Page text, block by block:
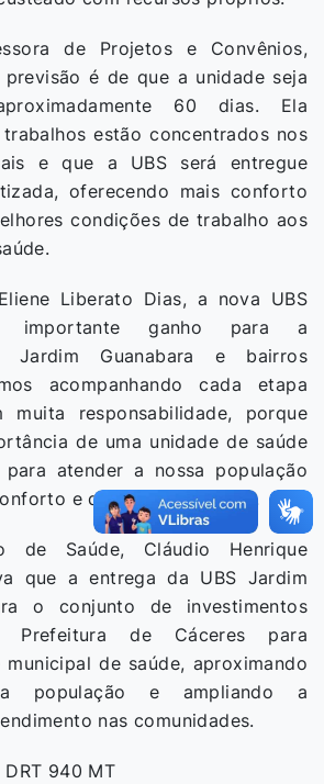
de Projetos e Convênios,
previsão é de que a unidade seja
60 dias. Ela
estão concentrados nos
e que a UBS será entregue
oferecendo mais conforto
condições de trabalho aos
Liberato Dias, a nova UBS
importante ganho para a
Jardim Guanabara e bairros
acompanhando cada etapa
muita responsabilidade, porque
de uma unidade de saúde
atender a nossa população
e qualidade”, afirmou.
de Saúde, Cláudio Henrique
que a entrega da UBS Jardim
o conjunto de investimentos
Prefeitura de Cáceres para
de saúde, aproximando
população e ampliando a
nas comunidades.
940 MT